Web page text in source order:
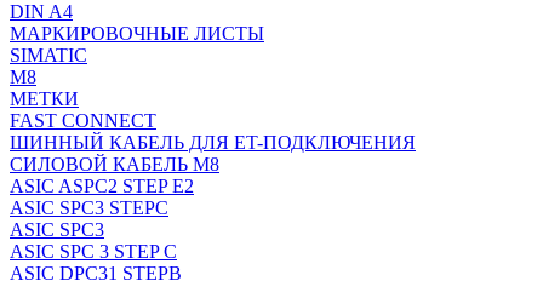
DIN A4
МАРКИРОВОЧНЫЕ ЛИСТЫ
SIMATIC
M8
МЕТКИ
FAST CONNECT
ШИННЫЙ КАБЕЛЬ ДЛЯ ET-ПОДКЛЮЧЕНИЯ
СИЛОВОЙ КАБЕЛЬ M8
ASIC ASPC2 STEP E2
ASIC SPC3 STEPC
ASIC SPC3
ASIC SPC 3 STEP C
ASIC DPC31 STEPB